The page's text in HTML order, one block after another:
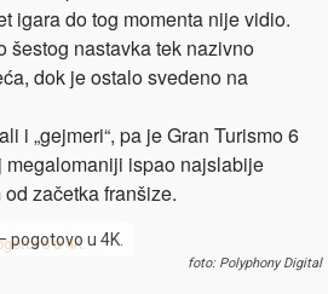
igara do tog momenta nije vidio.
šestog nastavka tek nazivno
dok je ostalo svedeno na
i „gejmeri“, pa je Gran Turismo 6
ispao najslabije
začetka franšize.
pogotovo u 4K.
foto: Polyphony Digital